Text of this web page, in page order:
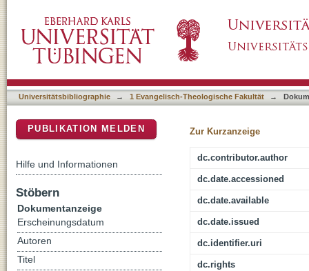
Universitätsbibliographie → 1 Evangelisch-Theologische Fakultät →
Zur Kurzanzeige
dc.contributor.author
dc.date.accessioned
dc.date.available
dc.date.issued
dc.identifier.uri
dc.rights
PUBLIKATION MELDEN
Hilfe und Informationen
Stöbern
Dokumentanzeige
Erscheinungsdatum
Autoren
Titel